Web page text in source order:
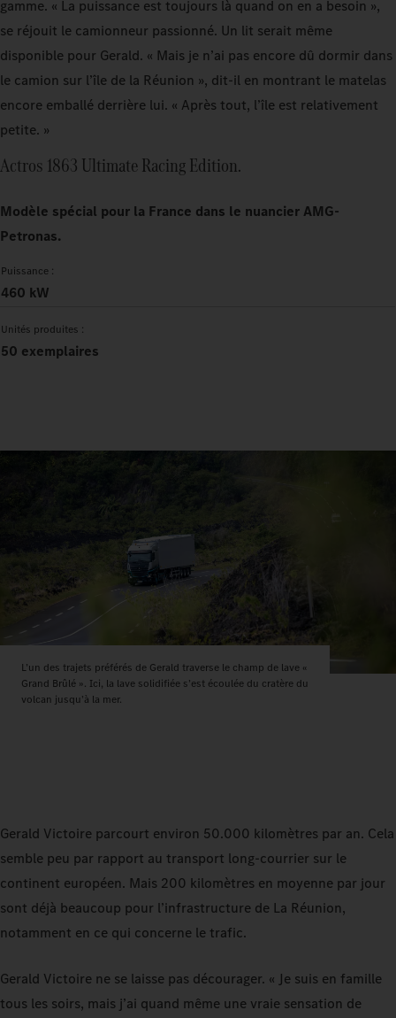
gamme. « La puissance est toujours là quand on en a besoin »,
se réjouit le camionneur passionné. Un lit serait même
disponible pour Gerald. « Mais je n’ai pas encore dû dormir dans
le camion sur l’île de la Réunion », dit-il en montrant le matelas
encore emballé derrière lui. « Après tout, l’île est relativement
petite. »
Actros 1863 Ultimate Racing Edition.
Modèle spécial pour la France dans le nuancier AMG-
Petronas.
Puissance :
460 kW
Unités produites :
50 exemplaires
L’un des trajets préférés de Gerald traverse le champ de lave «
Grand Brûlé ». Ici, la lave solidifiée s’est écoulée du cratère du
volcan jusqu’à la mer.
Gerald Victoire parcourt environ 50.000 kilomètres par an. Cela
semble peu par rapport au transport long-courrier sur le
continent européen. Mais 200 kilomètres en moyenne par jour
sont déjà beaucoup pour l’infrastructure de La Réunion,
notamment en ce qui concerne le trafic.
Gerald Victoire ne se laisse pas décourager. « Je suis en famille
tous les soirs, mais j’ai quand même une vraie sensation de